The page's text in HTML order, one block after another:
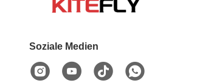
Soziale Medien